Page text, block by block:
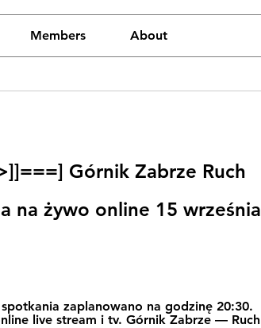
Members About
Górnik Zabrze Ruch
na żywo online 15 września
zaplanowano na godzinę 20:30.
live stream i tv. Górnik Zabrze — Ruch